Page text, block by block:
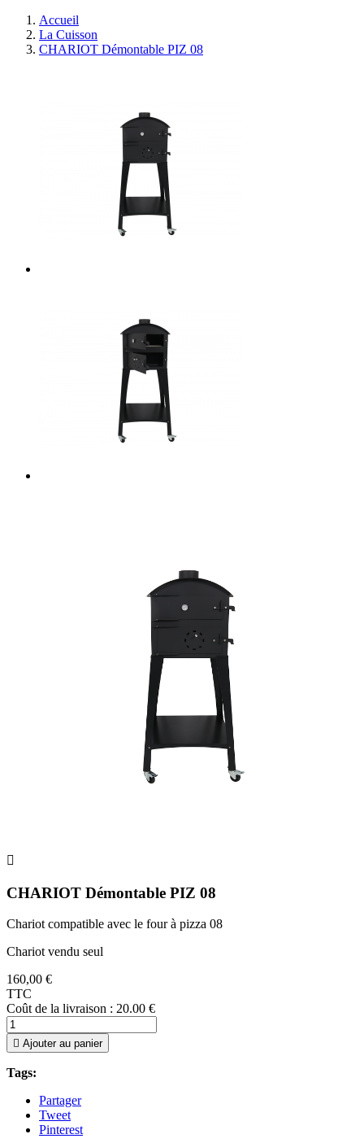
Accueil
La Cuisson
CHARIOT Démontable PIZ 08

CHARIOT Démontable PIZ 08
Chariot compatible avec le four à pizza 08
Chariot vendu seul
160,00 €
TTC
Coût de la livraison : 20.00 €
 Ajouter au panier
Tags:
Partager
Tweet
Pinterest